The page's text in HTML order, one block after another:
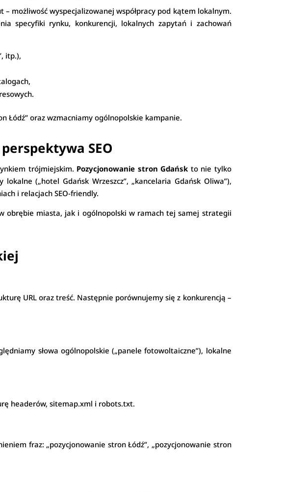
możliwość wyspecjalizowanej współpracy pod kątem lokalnym.
specyfiki rynku, konkurencji, lokalnych zapytań i zachowań
itp.),
Łódź” oraz wzmacniamy ogólnopolskie kampanie.
SEO
trójmiejskim. Pozycjonowanie stron Gdańsk to nie tylko
(„hotel Gdańsk Wrzeszcz”, „kancelaria Gdańsk Oliwa”),
i relacjach SEO-friendly.
obrębie miasta, jak i ogólnopolski w ramach tej samej strategii
URL oraz treść. Następnie porównujemy się z konkurencją –
słowa ogólnopolskie („panele fotowoltaiczne”), lokalne
headerów, sitemap.xml i robots.txt.
fraz: „pozycjonowanie stron Łódź”, „pozycjonowanie stron